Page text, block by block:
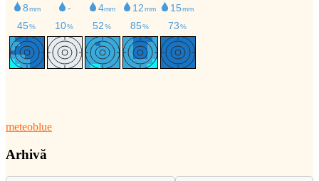
meteoblue
Arhivă